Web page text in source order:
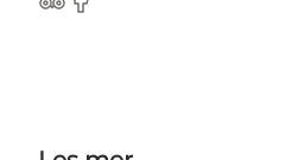
Tripadvisor
Facebook